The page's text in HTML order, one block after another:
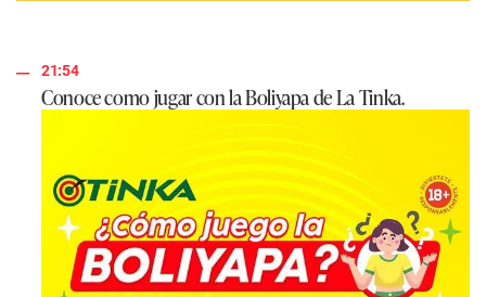
21:54
Conoce como jugar con la Boliyapa de La Tinka.